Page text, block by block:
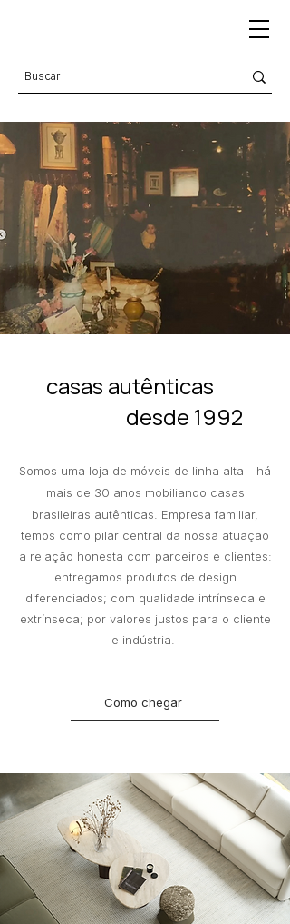
casas autênticas
desde 1992
Somos uma loja de móveis de linha alta - há
mais de 30 anos mobiliando casas
brasileiras autênticas
Empresa familiar,
temos como pilar central da nossa atuação
a relação honesta com parceiros e clientes:
entregamos produtos de design
diferenciados; com qualidade intrínseca e
extrínseca; por valores justos para o cliente
e indústria.
Como chegar